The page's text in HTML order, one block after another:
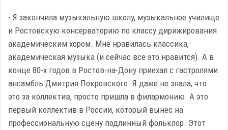
- Я закончила музыкальную школу, музыкальное училище
и Ростовскую консерваторию по классу дирижирования
академическим хором. Мне нравилась классика,
академическая музыка (и сейчас все это нравится). А в
конце 80-х годов в Ростов-на-Дону приехал с гастролями
ансамбль Дмитрия Покровского. Я даже не знала, что
это за коллектив, просто пришла в филармонию. А это
первый коллектив в России, который вынес на
профессиональную сцену подлинный фольклор. Этот